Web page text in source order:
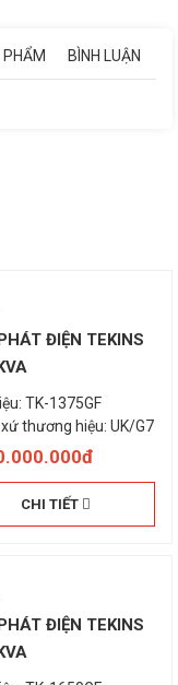
PHẨM BÌNH LUẬN
ĐIỆN TEKINS
TK-1375GF
thương hiệu: UK/G7
CHI TIẾT
ĐIỆN TEKINS